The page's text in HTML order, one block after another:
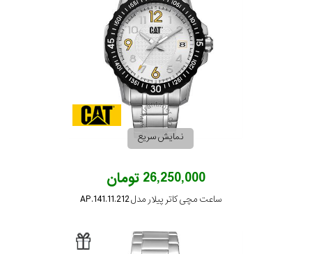
نمایش سریع
26,250,000 تومان
ساعت مچی کاتر پیلار مدل AP.141.11.212